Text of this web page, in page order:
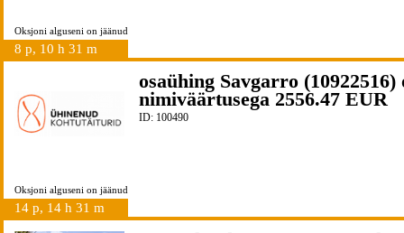
Oksjoni alguseni on jäänud
8 p, 10 h 31 m
Oksjoni alguseni on jäänud
14 p, 14 h 31 m
osaühing Savgarro (10922516)
nimiväärtusega 2556.47 EUR
ID: 100490